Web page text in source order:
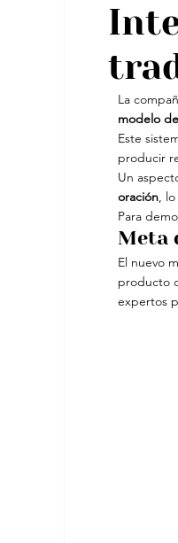
La
modelo
Este
producir
Un
oración,
Para
Meta
El nuevo
producto
expertos